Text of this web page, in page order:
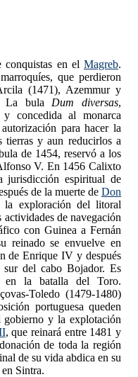
en el Magreb.
que perdieron
(1471), Azemmur y
La bula Dum diversas,
concedida al monarca
para hacer la
tierras y aun reducirlos a
de 1454, reservó a los
V. En 1456 Calixto
espiritual de
de la muerte de Don
la exploración del litoral
de navegación
con Guinea a Fernán
reinado se envuelve en
de Enrique IV y después
sur del cabo Bojador. Es
en la batalla del Toro.
Toledo (1479-1480)
portuguesa queden
gobierno y la explotación
, que reinará entre 1481 y
de toda la región
de su vida abdica en su
Sintra.